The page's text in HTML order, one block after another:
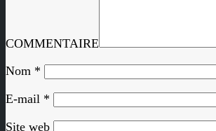
COMMENTAIRE
Nom *
E-mail *
Site web